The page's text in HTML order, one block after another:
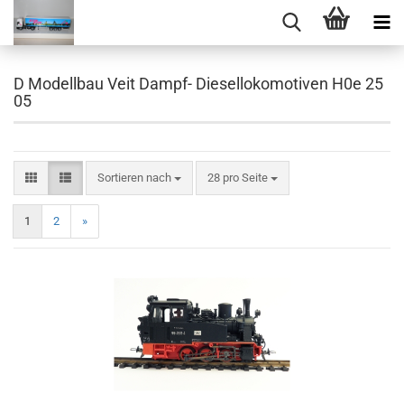
D Modellbau Veit Dampf- Diesellokomotiven H0e 25
05
Sortieren nach
Sortieren nach 28 pro Seite
pro Seite
1 2 »